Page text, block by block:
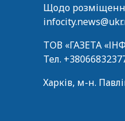
Щодо
ТОВ «ГАЗЕТА
Тел.
Харків, м-н.